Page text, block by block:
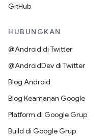
GitHub
HUBUNGKAN
@Android di Twitter
@AndroidDev di Twitter
Blog Android
Blog Keamanan Google
Platform di Google Grup
Build di Google Grup